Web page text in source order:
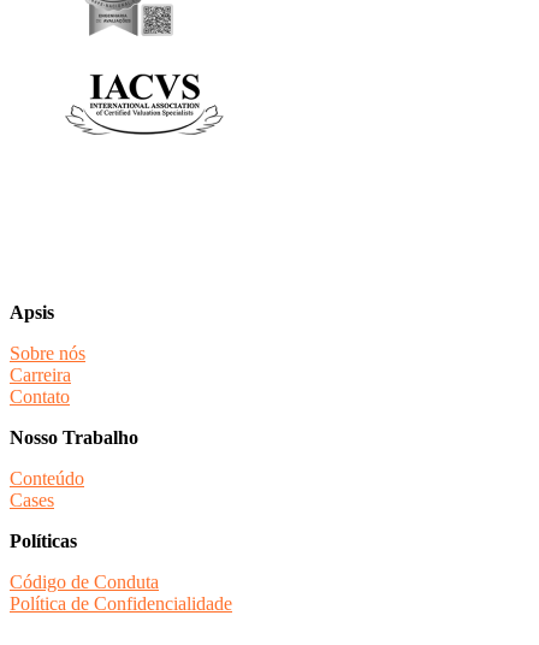
Apsis
Sobre nós
Carreira
Contato
Nosso Trabalho
Conteúdo
Cases
Políticas
Código de Conduta
Política de Confidencialidade